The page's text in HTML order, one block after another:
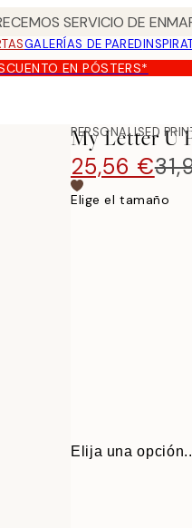
SERVICIO DE
GALERÍAS DE PARED
EN PÓSTERS*
PERSONALISED
My Letter U
25,56 €
Elige el tamaño
Elija una